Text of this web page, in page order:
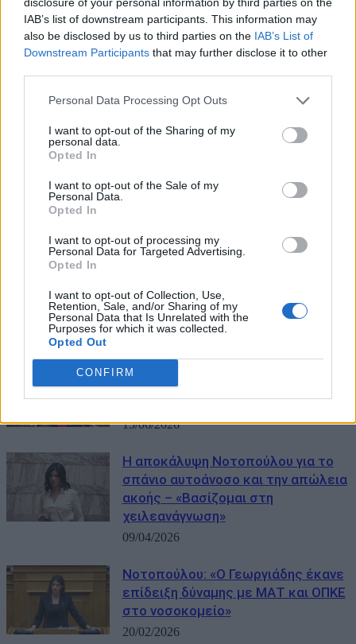
IAB’s list of downstream participants. This information may
also be disclosed by us to third parties on the IAB’s List of
Downstream Participants that may further disclose it to other
Personal Data Processing Opt Outs
I want to opt-out of the Sharing of my
personal data.
Opted In
I want to opt-out of the Sale of my
Personal Data.
Opted In
I want to opt-out of processing my
Personal Data for Targeted Advertising.
Opted In
I want to opt-out of Collection, Use,
Retention, Sale, and/or Sharing of my
Personal Data that Is Unrelated with the
Purposes for which it was collected.
Opted Out
CONFIRM
ΜΠΟΡΕΙ ΝΑ ΣΑΣ ΕΝΔΙΑΦΕΡΕΙ
Νοτοπούλου μετά την παραίτηση
αναστρέψει την κρίση» – Τι είπε
για Τσίπρα
Η Κατερίνα Νοτοπούλου
παραιτήθηκε από βουλευτής του
08/07/2026
Νοτοπούλου
15/06/2026
Νοτοπούλου: «Δεν ζήτησα να
συμπεριληφθεί το όνομά μου σε
δημοσκόπηση για το ΠΑΣΟΚ»
15/06/2026
Η αποκάλυψη Νοτοπούλου για το
σπάνιο αυτοάνοσο και την απώλεια
ακοής – «Βασίζομαι στη
χειλεανάγνωση»
09/04/2026
Νοτοπούλου: «Ο Γεωργιάδης έκανε
επίδειξη δύναμης με ΜΑΤ και ΟΠΚΕ
στο νοσοκομείο»
20/02/2026